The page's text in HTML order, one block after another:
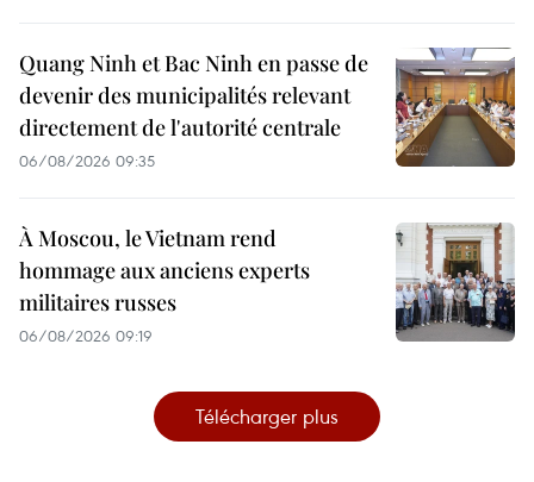
Quang Ninh et Bac Ninh en passe de
devenir des municipalités relevant
directement de l'autorité centrale
06/08/2026 09:35
À Moscou, le Vietnam rend
hommage aux anciens experts
militaires russes
06/08/2026 09:19
Télécharger plus